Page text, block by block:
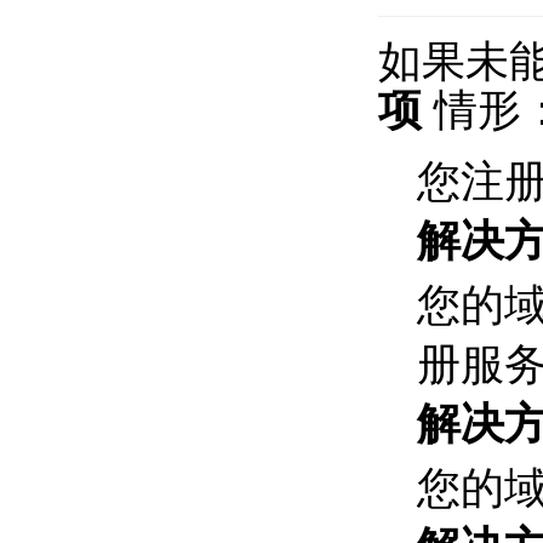
如果未
项 情形
您注
解决
您的
册服
解决
您的